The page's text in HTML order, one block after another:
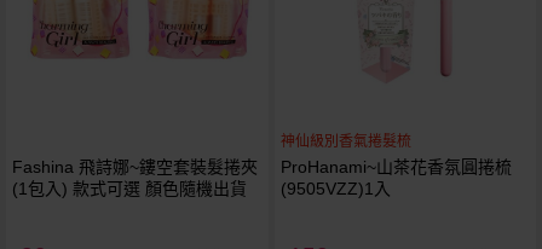
Fashina 飛詩娜~鏤空套裝髮捲夾
(1包入) 款式可選 顏色隨機出貨
神仙級別香氣捲髮梳
ProHanami~山茶花香氛圓捲梳
(9505VZZ)1入